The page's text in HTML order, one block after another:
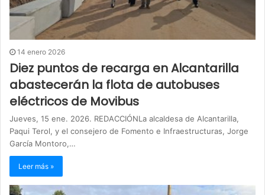
14 enero 2026
Diez puntos de recarga en Alcantarilla
abastecerán la flota de autobuses
eléctricos de Movibus
Jueves, 15 ene. 2026. REDACCIÓNLa alcaldesa de Alcantarilla,
Paqui Terol, y el consejero de Fomento e Infraestructuras, Jorge
García Montoro,…
Leer más »